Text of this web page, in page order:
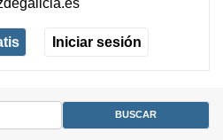
Iniciar sesión